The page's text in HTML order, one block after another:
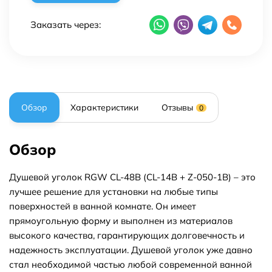
Заказать через:
Обзор Характеристики Отзывы 0
Обзор
Душевой уголок RGW CL-48B (CL-14B + Z-050-1B) – это
лучшее решение для установки на любые типы
поверхностей в ванной комнате. Он имеет
прямоугольную форму и выполнен из материалов
высокого качества, гарантирующих долговечность и
надежность эксплуатации. Душевой уголок уже давно
стал необходимой частью любой современной ванной